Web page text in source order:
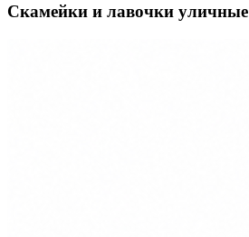
Скамейки и лавочки уличные